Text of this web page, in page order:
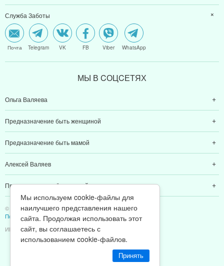
Служба Заботы
Почта Telegram VK FB Viber WhatsApp
МЫ В CОЦCЕТЯХ
Ольга Валяева
Предназначение быть женщиной
Предназначение быть мамой
Алексей Валяев
Предназначение быть папой
© 2011-2026 Предназначение быть Женщиной
Политика конфиденциальности
ИП Валяев А. В. | ИНН 380111808709
Мы используем cookie-файлы для
наилучшего представления нашего
сайта. Продолжая использовать этот
сайт, вы соглашаетесь с
использованием cookie-файлов.
Принять